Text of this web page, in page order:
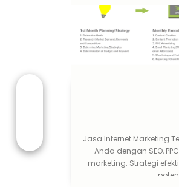
Jasa Internet Marketing
Anda dengan SEO,
marketing. Strategi